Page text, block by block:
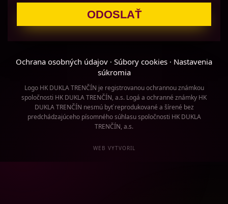
ODOSLAŤ
Ochrana osobných údajov · Súbory cookies · Nastavenia
súkromia
Logo HK DUKLA TRENČÍN je registrovanou ochrannou známkou
spoločnosti HK DUKLA TRENČÍN, a.s. Logá a ochranné známky HK
DUKLA TRENČÍN nesmú byť reprodukované a šírené bez
predchádzajúceho písomného súhlasu spoločnosti HK DUKLA
TRENČÍN, a.s.
WEB VYTVORIL